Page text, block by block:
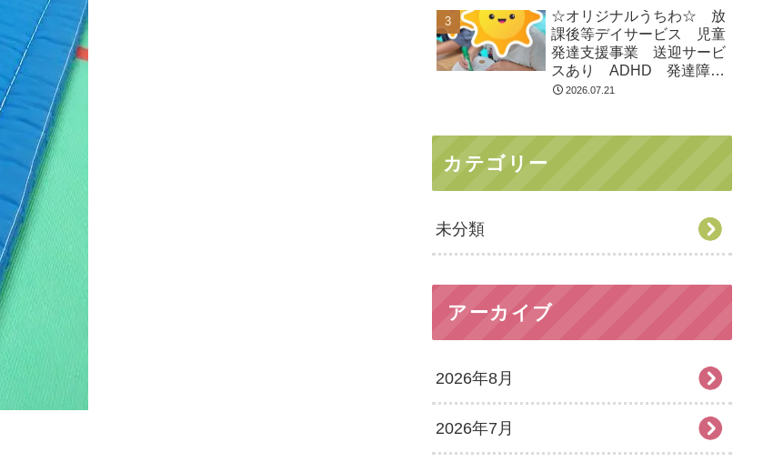
☆オリジナルうちわ☆ 放
課後等デイサービス 児童
発達支援事業 送迎サービ
スあり ADHD 発達障
害 運動療育 市川市 船
2026.07.21
カテゴリー
未分類
アーカイブ
2026年8月
2026年7月